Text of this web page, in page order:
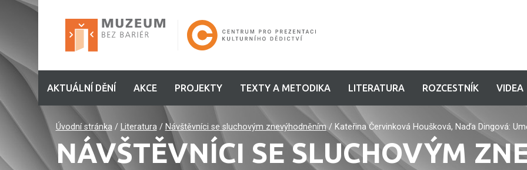
AKTUÁLNÍ DĚNÍ AKCE PROJEKTY TEXTY A METODIKA LITERATURA ROZCESTNÍK VIDEA
Úvodní stránka/ Literatura/ Návštěvníci se sluchovým znevýhodněním/ Kateřina Červinková Houšková, Naďa Dingová:
NÁVŠTĚVNÍCI SE SLUCHOVÝM